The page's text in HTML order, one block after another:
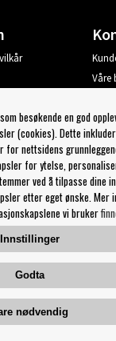
Våre
ha tips fra
Innstillinger for
besøkende en god
(cookies). Dette
for nettsidens
for ytelse,
ved å tilpasse dine
etter eget ønske. Mer
vi bruker
Innstillinger
Godta
nødvendig